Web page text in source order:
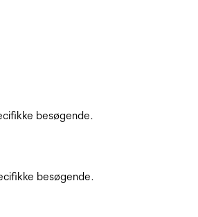
besøgende.
besøgende.